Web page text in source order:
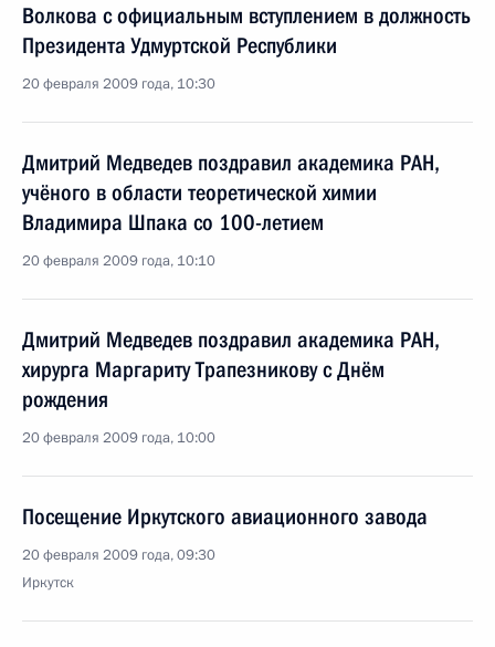
Волкова с официальным вступлением в должность
Президента Удмуртской Республики
20 февраля 2009 года, 10:30
Дмитрий Медведев поздравил академика РАН,
учёного в области теоретической химии
Владимира Шпака со 100-летием
20 февраля 2009 года, 10:10
Дмитрий Медведев поздравил академика РАН,
хирурга Маргариту Трапезникову с Днём
рождения
20 февраля 2009 года, 10:00
Посещение Иркутского авиационного завода
20 февраля 2009 года, 09:30
Иркутск